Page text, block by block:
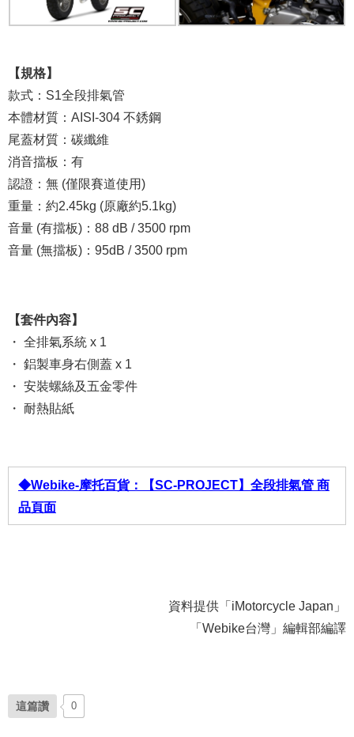
【規格】
款式：S1全段排氣管
本體材質：AISI-304 不銹鋼
尾蓋材質：碳纖維
消音擋板：有
認證：無 (僅限賽道使用)
重量：約2.45kg (原廠約5.1kg)
音量 (有擋板)：88 dB / 3500 rpm
音量 (無擋板)：95dB / 3500 rpm
【套件內容】
・ 全排氣系統 x 1
・ 鋁製車身右側蓋 x 1
・ 安裝螺絲及五金零件
・ 耐熱貼紙
◆Webike-摩托百貨：【SC-PROJECT】全段排氣管 商
品頁面
資料提供「iMotorcycle Japan」
「Webike台灣」編輯部編譯
這篇讚 0